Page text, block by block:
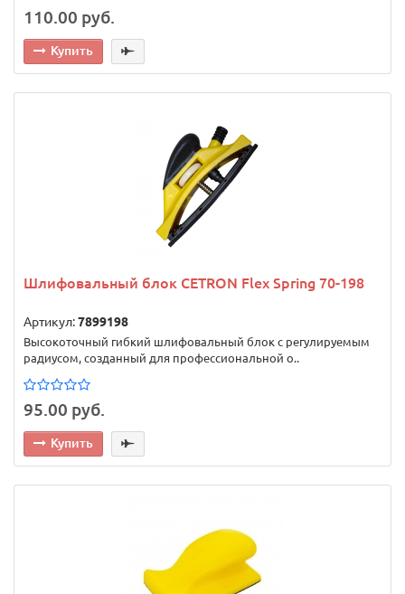
110.00 руб.
Купить
Шлифовальный блок CETRON Flex Spring 70-198
Артикул:7899198
Высокоточный гибкий шлифовальный блок с регулируемым
радиусом, созданный для профессиональной о..
95.00 руб.
Купить